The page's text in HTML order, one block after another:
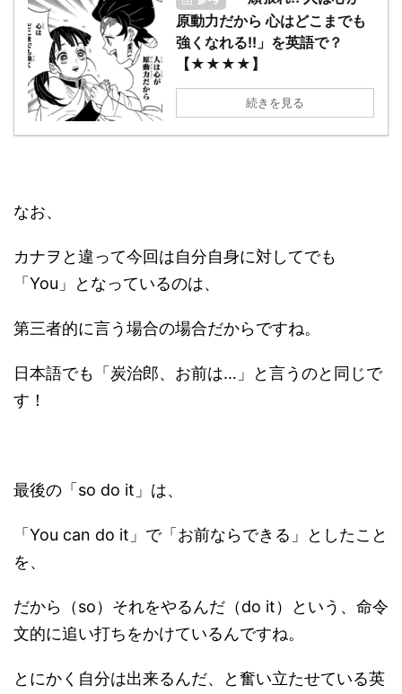
原動力だから 心はどこまでも
強くなれる!!」を英語で？
【★★★★】
続きを見る
なお、
カナヲと違って今回は自分自身に対してでも
「You」となっているのは、
第三者的に言う場合の場合だからですね。
日本語でも「炭治郎、お前は…」と言うのと同じで
す！
最後の「so do it」は、
「You can do it」で「お前ならできる」としたこと
を、
だから（so）それをやるんだ（do it）という、命令
文的に追い打ちをかけているんですね。
とにかく自分は出来るんだ、と奮い立たせている英